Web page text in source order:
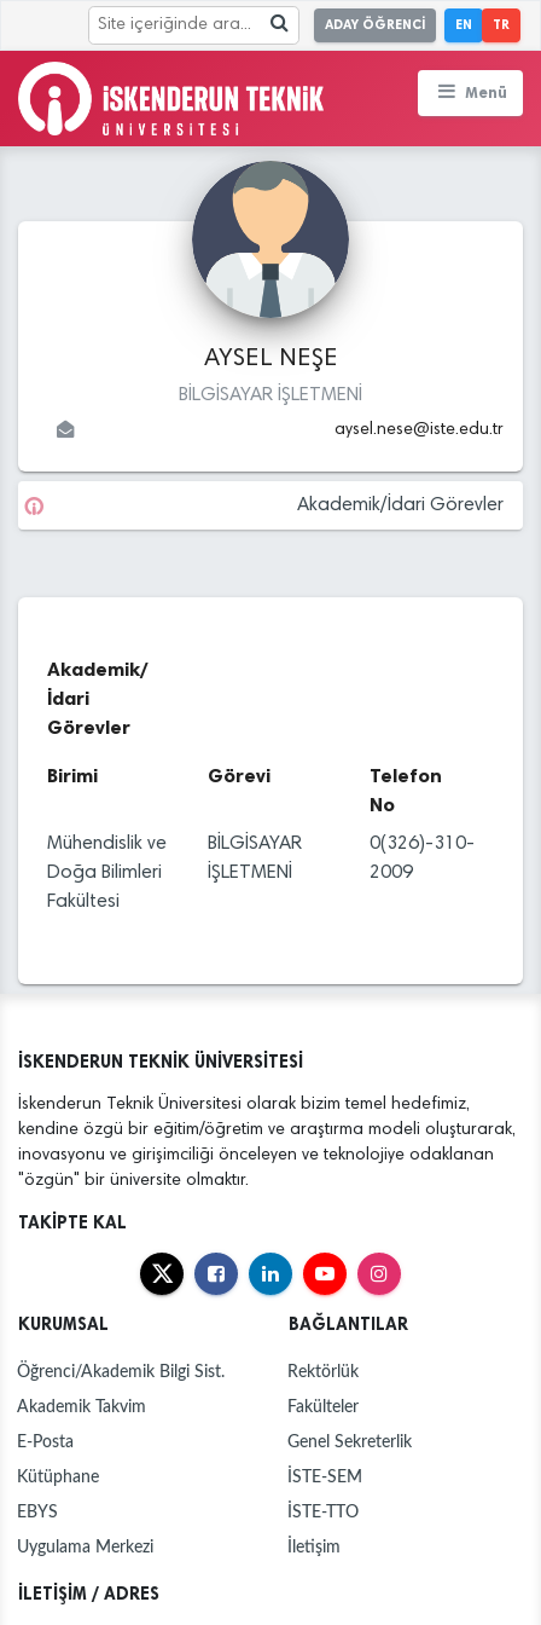
ADAY ÖĞRENCİ EN TR
Menü
AYSEL NEŞE
BİLGİSAYAR İŞLETMENİ
aysel.nese@iste.edu.tr
Akademik/İdari Görevler
Akademik/
İdari
Görevler
Birimi Görevi
Telefon
No
Mühendislik ve
Doğa Bilimleri
Fakültesi
BİLGİSAYAR
İŞLETMENİ
0(326)-310-
2009
İSKENDERUN TEKNİK ÜNİVERSİTESİ
İskenderun Teknik Üniversitesi olarak bizim temel hedefimiz,
kendine özgü bir eğitim/öğretim ve araştırma modeli oluşturarak,
inovasyonu ve girişimciliği önceleyen ve teknolojiye odaklanan
"özgün" bir üniversite olmaktır.
TAKİPTE KAL
KURUMSAL
Öğrenci/Akademik Bilgi Sist.
Akademik Takvim
E-Posta
Kütüphane
EBYS
Uygulama Merkezi
BAĞLANTILAR
Rektörlük
Fakülteler
Genel Sekreterlik
İSTE-SEM
İSTE-TTO
İletişim
İLETİŞİM / ADRES